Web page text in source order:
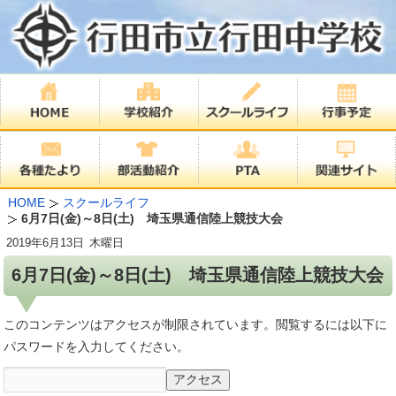
HOME
スクールライフ
6月7日(金)～8日(土) 埼玉県通信陸上競技大会
6月7日(金)～8日(土) 埼玉県通信陸上競技大会
2019年6月13日 木曜日
このコンテンツはアクセスが制限されています。閲覧するには以下に
パスワードを入力してください。